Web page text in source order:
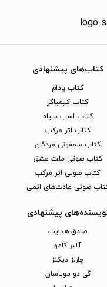
کتاب‌های پیشنهادی
کتاب بادام
کتاب کیمیاگر
کتاب اسب سیاه
کتاب اثر مرکب
کتاب سمفونی مردگان
کتاب صوتی ملت عشق
کتاب صوتی اثر مرکب
صوتی عادت‌های اتمی
پیشنهادی
صادق هدایت
آلبر کامو
چارلز دیکنز
گی دو موپاسان